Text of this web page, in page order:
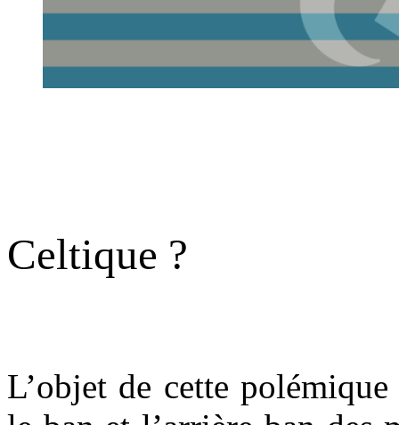
Celtique ?
L’objet de cette